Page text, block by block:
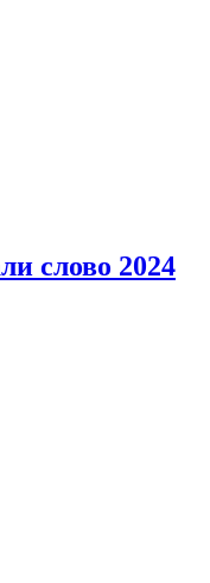
слово 2024